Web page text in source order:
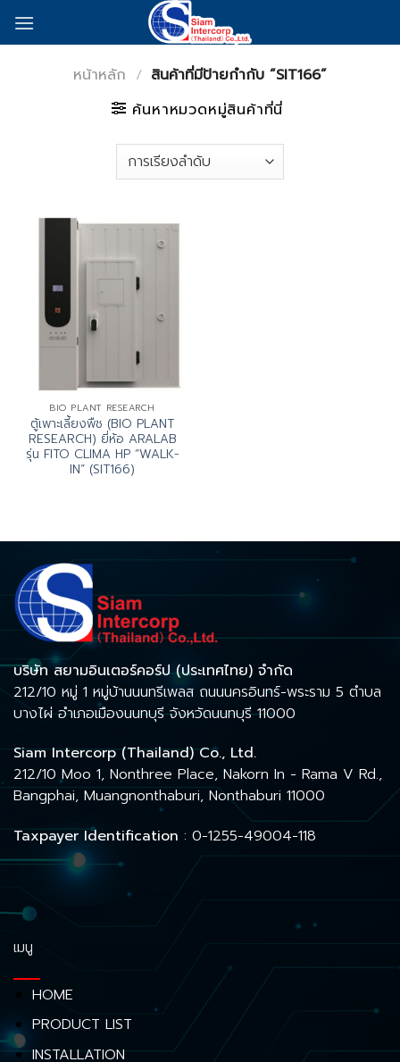
หน้าหลัก / สินค้าที่มีป้ายกำกับ “SIT166”
ค้นหาหมวดหมู่สินค้าที่นี่
BIO PLANT RESEARCH
ตู้เพาะเลี้ยงพืช (BIO PLANT
RESEARCH) ยี่ห้อ ARALAB
รุ่น FITO CLIMA HP “WALK-
IN” (SIT166)
บริษัท สยามอินเตอร์คอร์ป (ประเทศไทย) จำกัด
212/10 หมู่ 1 หมู่บ้านนนทรีเพลส ถนนนครอินทร์-พระราม 5 ตำบล
บางไผ่ อำเภอเมืองนนทบุรี จังหวัดนนทบุรี 11000
Siam Intercorp (Thailand) Co., Ltd.
212/10 Moo 1, Nonthree Place, Nakorn In - Rama V Rd.,
Bangphai, Muangnonthaburi, Nonthaburi 11000
Taxpayer Identification : 0-1255-49004-118
เมนู
HOME
PRODUCT LIST
INSTALLATION